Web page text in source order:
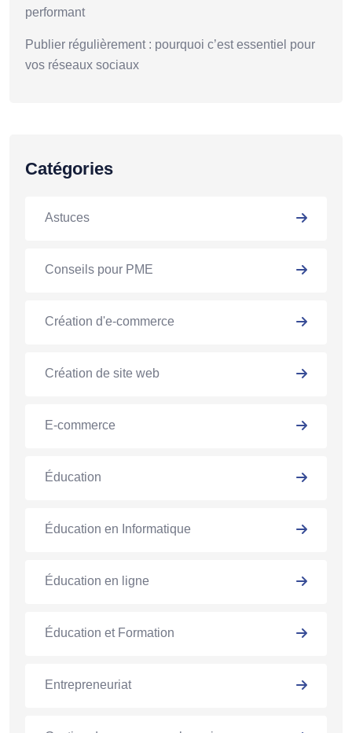
performant
Publier régulièrement : pourquoi c’est essentiel pour
vos réseaux sociaux
Catégories
Astuces
Conseils pour PME
Création d'e-commerce
Création de site web
E-commerce
Éducation
Éducation en Informatique
Éducation en ligne
Éducation et Formation
Entrepreneuriat